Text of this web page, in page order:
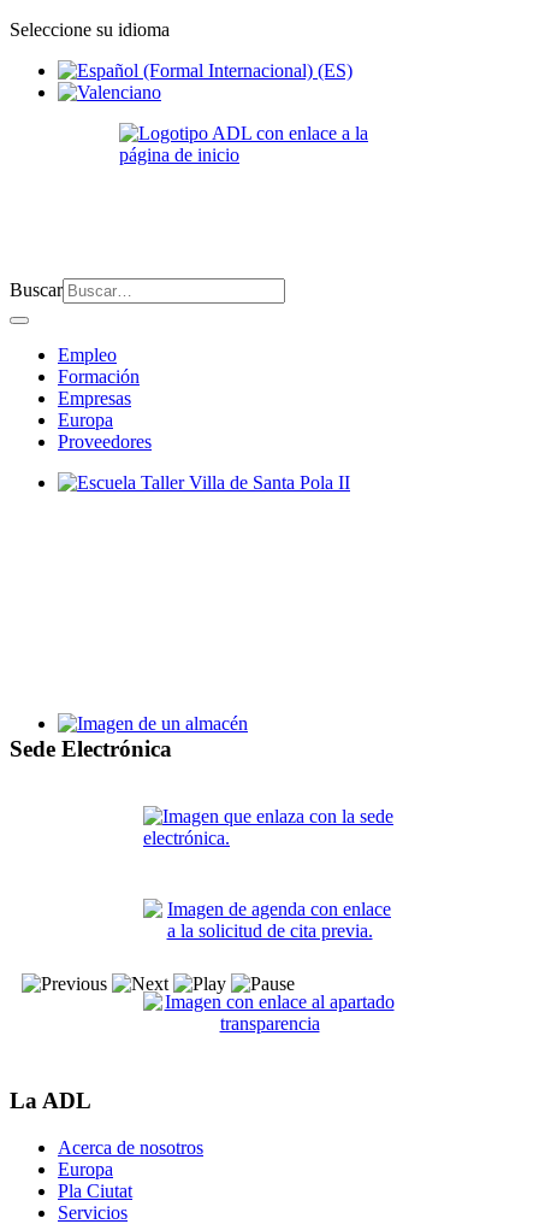
Seleccione su idioma
Buscar
Empleo
Formación
Empresas
Europa
Proveedores
Taller de Empleo Villa de Santa Pola XV
Sede Electrónica
La ADL
Acerca de nosotros
Europa
Pla Ciutat
Servicios